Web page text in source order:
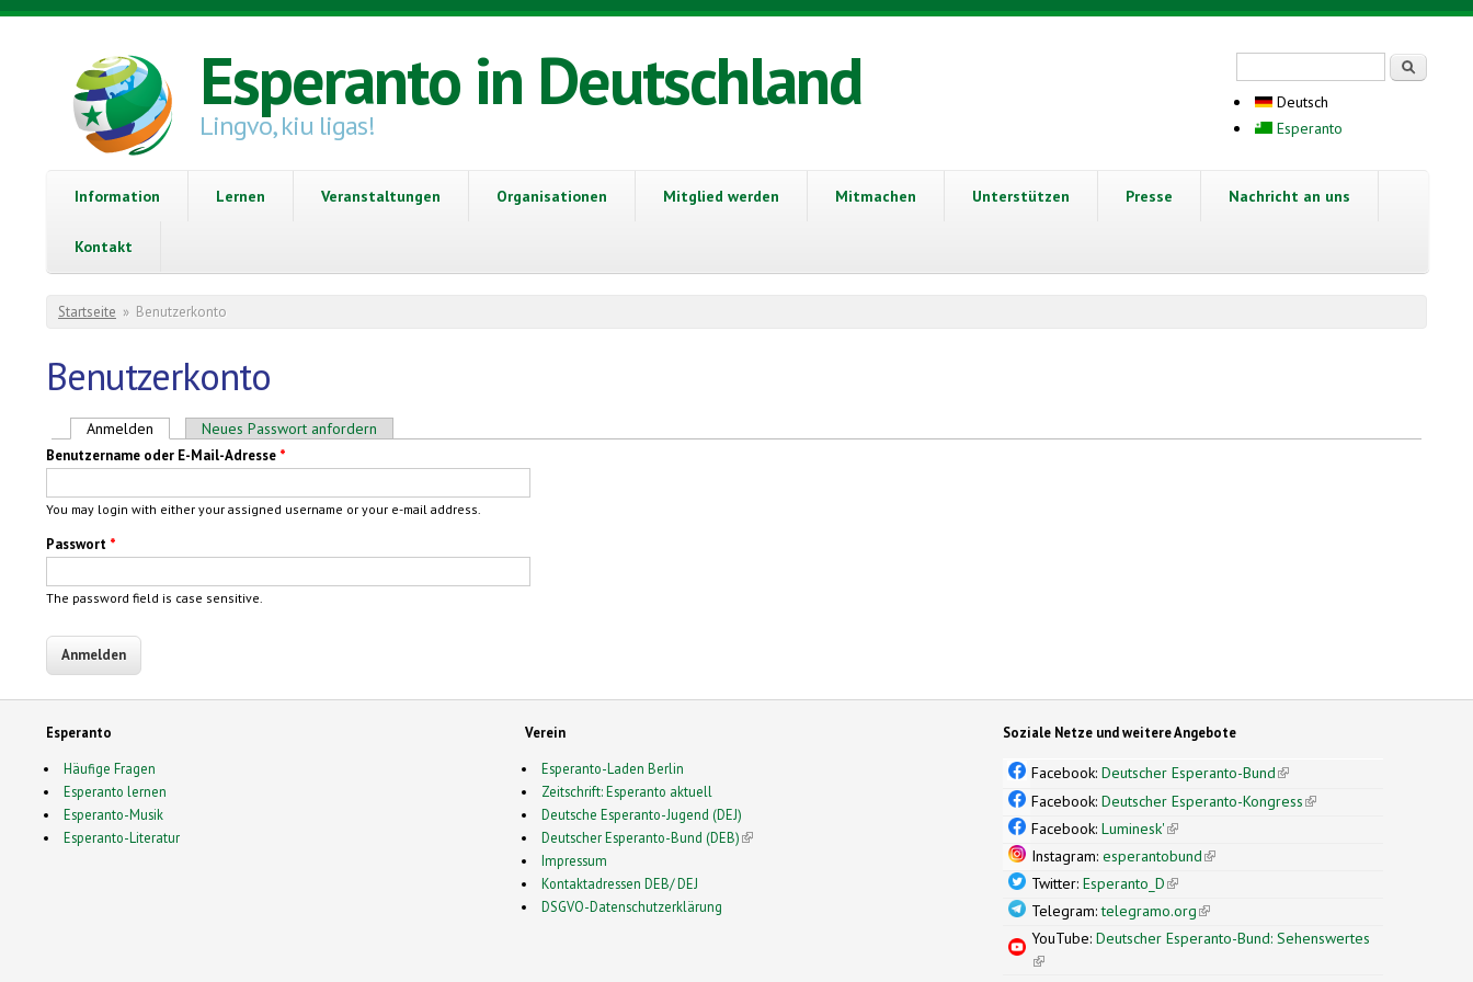
Direkt zum Inhalt
Esperanto in Deutschland
Lingvo, kiu ligas!
Deutsch
Esperanto
Information Lernen Veranstaltungen Organisationen Mitglied werden Mitmachen Unterstützen Presse Nachricht an uns
Kontakt
Sie sind hier
Startseite » Benutzerkonto
Benutzerkonto
Haupt-Reiter
Anmelden (aktiver Reiter)
Neues Passwort anfordern
Benutzername oder E-Mail-Adresse *
You may login with either your assigned username or your e-mail address.
Passwort *
The password field is case sensitive.
Esperanto
Häufige Fragen
Esperanto lernen
Esperanto-Musik
Esperanto-Literatur
Verein
Esperanto-Laden Berlin
Zeitschrift: Esperanto aktuell
Deutsche Esperanto-Jugend (DEJ)
Deutscher Esperanto-Bund (DEB)(link is external)
Impressum
Kontaktadressen DEB/ DEJ
DSGVO-Datenschutzerklärung
Soziale Netze und weitere Angebote
Facebook:Deutscher Esperanto-Bund(link is external)
Facebook:Deutscher Esperanto-Kongress(link is external)
Facebook:Luminesk'(link is external)
Instagram:esperantobund(link is external)
Twitter:Esperanto_D(link is external)
Telegram:telegramo.org(link is external)
YouTube:Deutscher Esperanto-Bund: Sehenswertes
(link is external)